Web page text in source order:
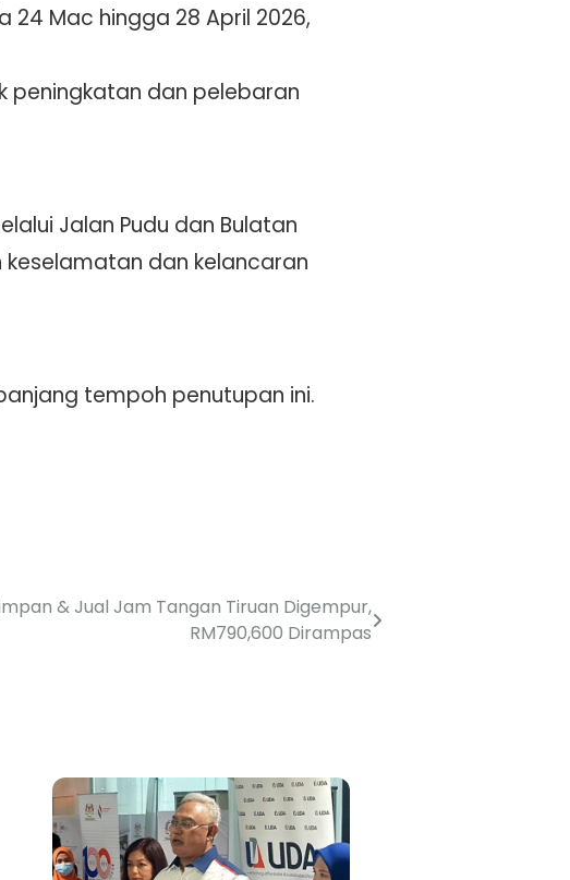
24 Mac hingga 28 April 2026,
peningkatan dan pelebaran
Jalan Pudu dan Bulatan
dan kelancaran
tempoh penutupan ini.
& Jual Jam Tangan Tiruan Digempur,
RM790,600 Dirampas